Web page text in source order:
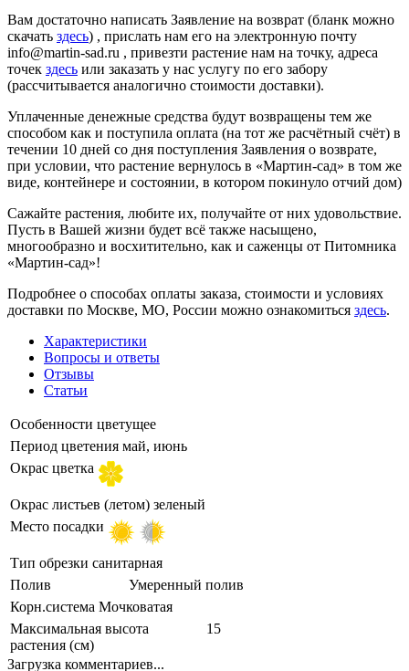
Вам достаточно написать Заявление на возврат (бланк можно
скачать здесь) , прислать нам его на электронную почту
info@martin-sad.ru , привезти растение нам на точку, адреса
точек здесь или заказать у нас услугу по его забору
(рассчитывается аналогично стоимости доставки).
Уплаченные денежные средства будут возвращены тем же
способом как и поступила оплата (на тот же расчётный счёт) в
течении 10 дней со дня поступления Заявления о возврате,
при условии, что растение вернулось в «Мартин-сад» в том же
виде, контейнере и состоянии, в котором покинуло отчий дом)
Сажайте растения, любите их, получайте от них удовольствие.
Пусть в Вашей жизни будет всё также насыщено,
многообразно и восхитительно, как и саженцы от Питомника
«Мартин-сад»!
Подробнее о способах оплаты заказа, стоимости и условиях
доставки по Москве, МО, России можно ознакомиться здесь.
Характеристики
Вопросы и ответы
Отзывы
Статьи
Особенности цветущее
Период цветения май, июнь
Окрас цветка
Окрас листьев (летом) зеленый
Место посадки
Тип обрезки санитарная
Полив
Умеренный полив
Корн.система Мочковатая
Максимальная высота
растения (см)
15
Загрузка комментариев...